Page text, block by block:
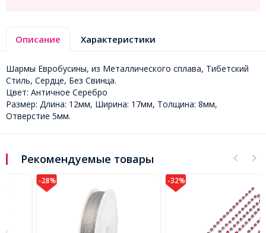
Описание Характеристики
Шармы Евробусины, из Металлического сплава, Тибетский
Стиль, Сердце, Без Свинца.
Цвет: Античное Серебро
Размер: Длина: 12мм, Ширина: 17мм, Толщина: 8мм,
Отверстие 5мм.
Рекомендуемые товары